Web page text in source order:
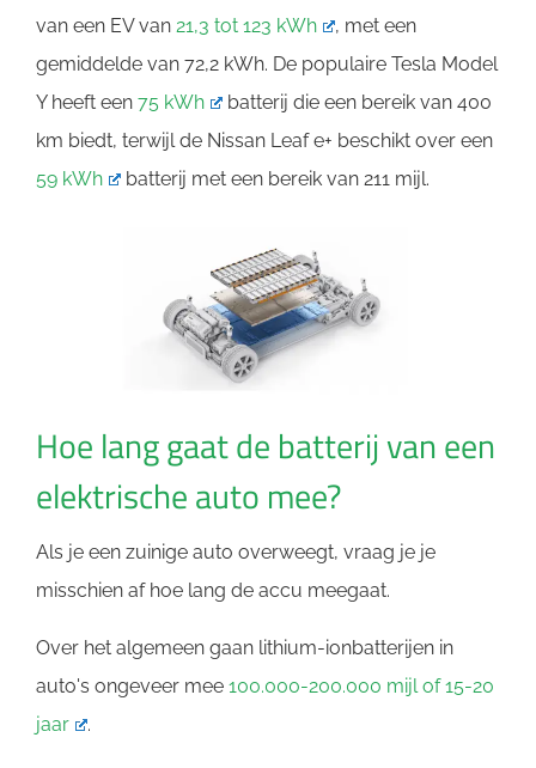
van een EV van 21,3 tot 123 kWh
, met een
gemiddelde van 72,2 kWh. De populaire Tesla Model
Y heeft een 75 kWh
batterij die een bereik van 400
km biedt, terwijl de Nissan Leaf e+ beschikt over een
59 kWh
batterij met een bereik van 211 mijl.
Hoe lang gaat de batterij van een
elektrische auto mee?
Als je een zuinige auto overweegt, vraag je je
misschien af ​​hoe lang de accu meegaat.
Over het algemeen gaan lithium-ionbatterijen in
auto's ongeveer mee 100.000-200.000 mijl of 15-20
jaar
.